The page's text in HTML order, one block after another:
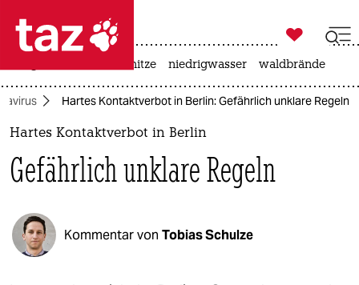
 taz zahl ich
taz zahl ich
politik
öko
gesellschaft

taz zahl ich
hitze niedrigwasser waldbrände
Hartes Kontaktverbot in Berlin: Gefährlich unklare Regeln
Hartes Kontaktverbot in Berlin
Gefährlich unklare Regeln
Kommentar von Tobias Schulze